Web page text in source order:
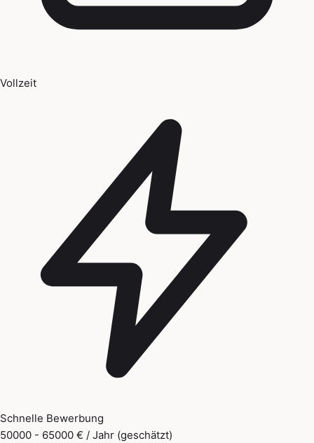
Vollzeit
Schnelle Bewerbung
50000 - 65000 € / Jahr (geschätzt)